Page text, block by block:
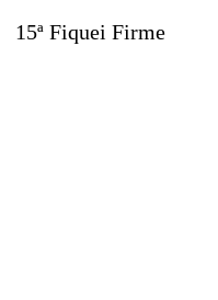
15ª Fiquei Firme